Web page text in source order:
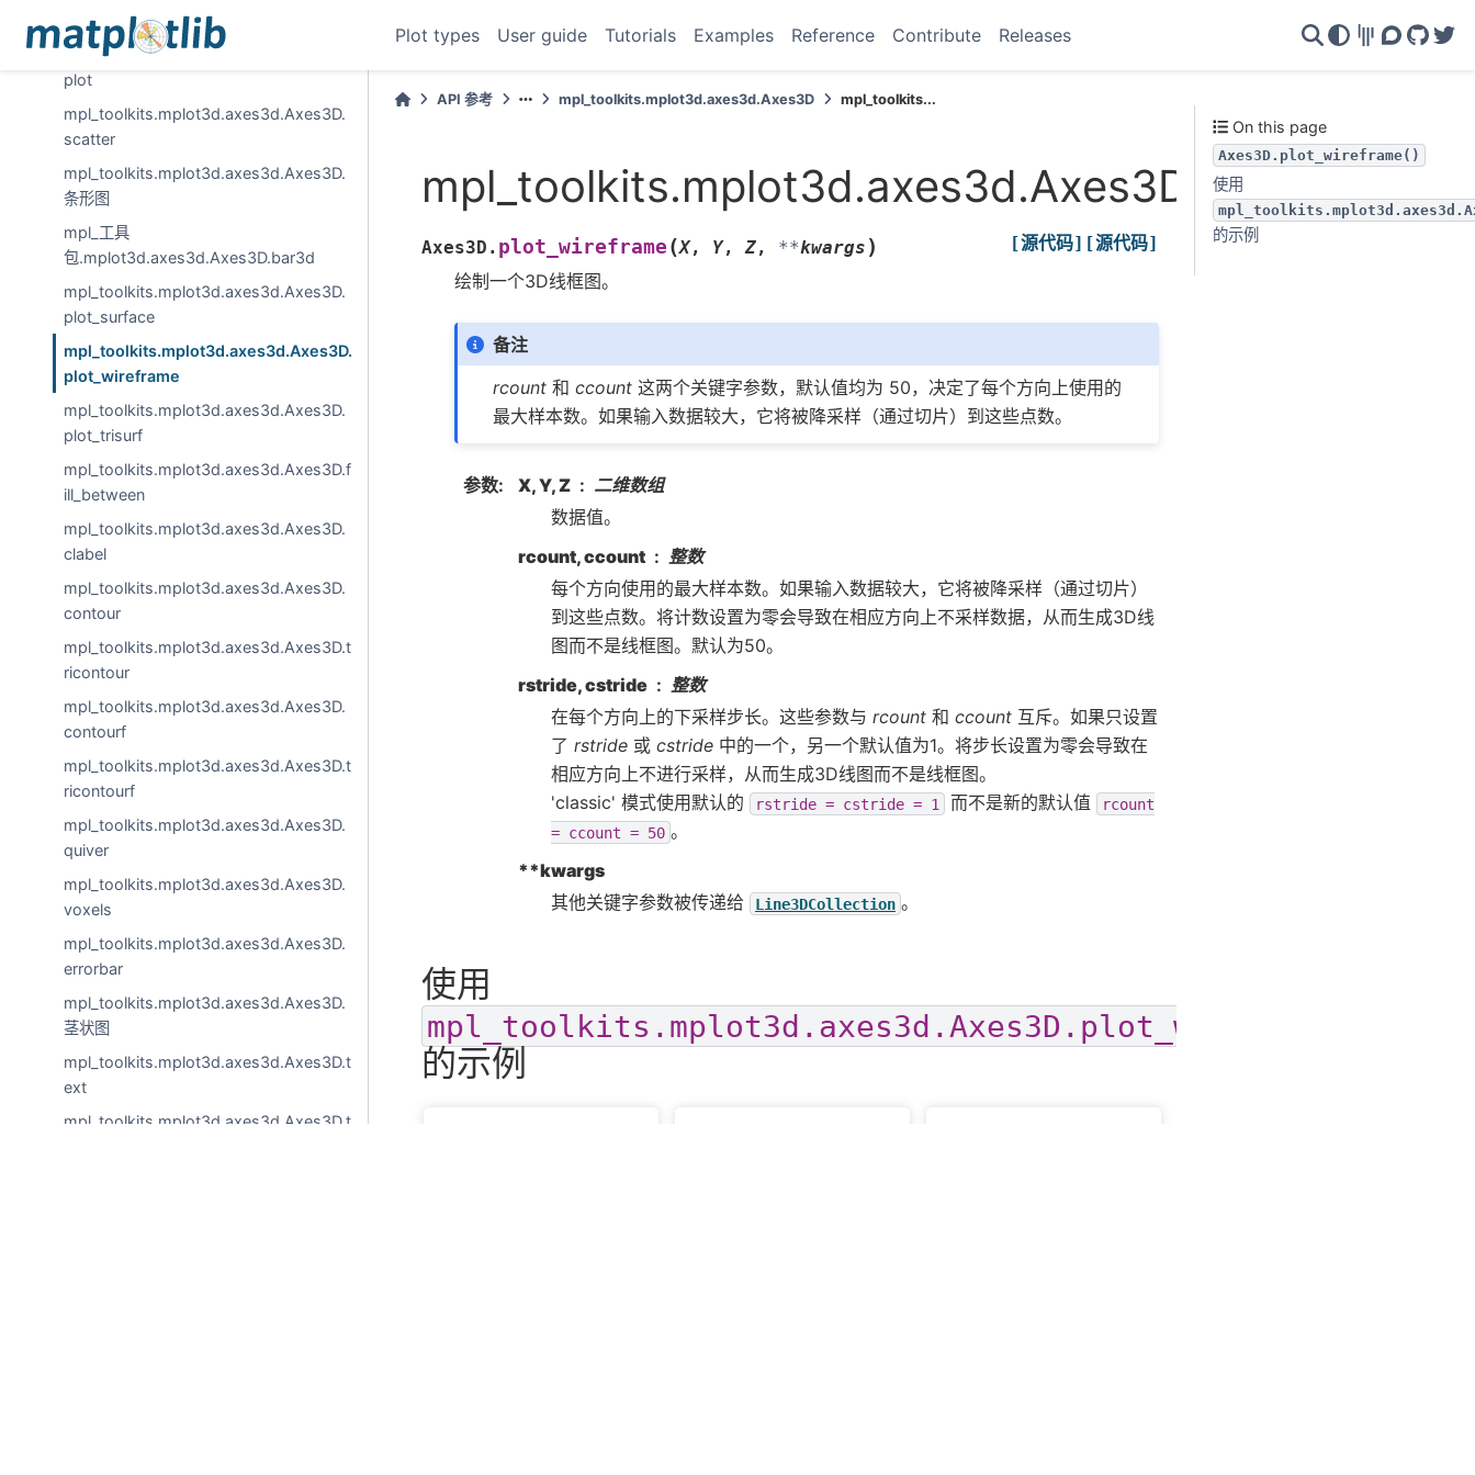
Plot types User guide Tutorials Examples Reference Contribute Releases
GitterDiscourse
GitHub
mpl_toolkits.mplot3d.axes3d.Axes3D.
plot
mpl_toolkits.mplot3d.axes3d.Axes3D.
scatter
mpl_toolkits.mplot3d.axes3d.Axes3D.
条形图
mpl_工具
包.mplot3d.axes3d.Axes3D.bar3d
mpl_toolkits.mplot3d.axes3d.Axes3D.
plot_surface
mpl_toolkits.mplot3d.axes3d.Axes3D.
plot_wireframe
mpl_toolkits.mplot3d.axes3d.Axes3D.
plot_trisurf
mpl_toolkits.mplot3d.axes3d.Axes3D.f
ill_between
mpl_toolkits.mplot3d.axes3d.Axes3D.
clabel
mpl_toolkits.mplot3d.axes3d.Axes3D.
contour
mpl_toolkits.mplot3d.axes3d.Axes3D.t
ricontour
mpl_toolkits.mplot3d.axes3d.Axes3D.
contourf
mpl_toolkits.mplot3d.axes3d.Axes3D.t
ricontourf
mpl_toolkits.mplot3d.axes3d.Axes3D.
quiver
mpl_toolkits.mplot3d.axes3d.Axes3D.
voxels
mpl_toolkits.mplot3d.axes3d.Axes3D.
errorbar
mpl_toolkits.mplot3d.axes3d.Axes3D.
茎状图
mpl_toolkits.mplot3d.axes3d.Axes3D.t
ext
mpl_toolkits.mplot3d.axes3d.Axes3D.t
API 参考 mpl_toolkits.mplot3d.axes3d.Axes3D mpl_toolkits...
Axes3D. plot_wireframe (X, Y,Z, **kwargs ) [源代码]
[源代码]
绘制一个3D线框图。
备注
rcount 和ccount 这两个关键字参数，默认值均为 50，决定了每个方向上使用的
最大样本数。如果输入数据较大，它将被降采样（通过切片）到这些点数。
参数: X, Y, Z
二维数组
数据值。
rcount, ccount
整数
每个方向使用的最大样本数。如果输入数据较大，它将被降采样（通过切片）
到这些点数。将计数设置为零会导致在相应方向上不采样数据，从而生成3D线
图而不是线框图。默认为50。
rstride, cstride
整数
在每个方向上的下采样步长。这些参数与 rcount 和 ccount 互斥。如果只设置
了 rstride 或 cstride 中的一个，另一个默认值为1。将步长设置为零会导致在
相应方向上不进行采样，从而生成3D线图而不是线框图。
'classic' 模式使用默认的
rstride = cstride = 1 而不是新的默认值
rcount
= ccount = 50 。
**kwargs
其他关键字参数被传递给
Line3DCollection 。
使用
mpl_toolkits.mplot3d.axes3d.Axes3D.plot_wireframe
的示例
On this page
Axes3D.plot_wireframe()
使用
的示例